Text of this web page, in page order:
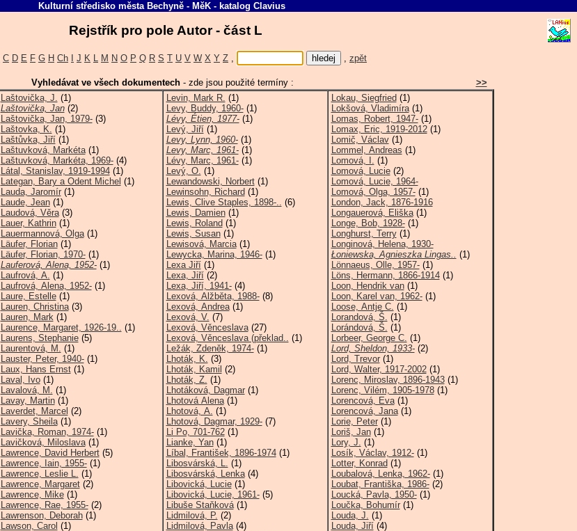
Kulturní středisko města Bechyně - MěK - katalog Clavius
Rejstřík pro pole Autor - část L
C D E F G H Ch J K L M N O P Q R S T U V W X Y Z , , zpět
Vyhledávat ve všech dokumentech- zde jsou použité termíny :
>>
Laštovička, J. (1)
Laštovička, Jan(2)
Laštovička, Jan, 1979-(3)
Laštovka, K. (1)
Laštůvka, Jiří(1)
Laštuvková, Markéta(1)
Laštuvková, Markéta, 1969-(4)
Látal, Stanislav, 1919-1994(1)
Lategan, Bary a Odent Michel (1)
Lauda, Jaromír(1)
Laude, Jean(1)
Laudová, Věra(3)
Lauer, Kathrin(1)
Lauermannová, Olga(1)
Läufer, Florian(1)
Läufer, Florian, 1970-(1)
Lauferová, Alena, 1952-(1)
Laufrová, A. (1)
Laufrová, Alena, 1952-(1)
Laure, Estelle(1)
Lauren, Christina(3)
Lauren, Mark(1)
Laurence, Margaret, 1926-19.. (1)
Laurens, Stephanie(5)
Laurentová, M. (1)
Lauster, Peter, 1940-(1)
Laux, Hans Ernst(1)
Laval, Ivo(1)
Lavalová, M. (1)
Lavay, Martin(1)
Laverdet, Marcel (2)
Lavery, Sheila(1)
Lavička, Roman, 1974-(1)
Lavičková, Miloslava(1)
Lawrence, David Herbert(5)
Lawrence, Iain, 1955-(1)
Lawrence, Leslie L. (1)
Lawrence, Margaret(2)
Lawrence, Mike(1)
Lawrence, Rae, 1955-(2)
Lawrenson, Deborah(1)
Lawson, Carol (1)
Levin, Mark R. (1)
Levy, Buddy, 1960-(1)
Lévy, Étien, 1977-(1)
Levý, Jiří(1)
Levy, Lynn, 1960-(1)
Levy, Marc, 1961-(1)
Lévy, Marc, 1961-(1)
Levý, O. (1)
Lewandowski, Norbert(1)
Lewinsohn, Richard (1)
Lewis, Clive Staples, 1898-.. (6)
Lewis, Damien(1)
Lewis, Roland (1)
Lewis, Susan(1)
Lewisová, Marcia(1)
Lewycka, Marina, 1946-(1)
Lexa Jiří(1)
Lexa, Jiří(2)
Lexa, Jiří, 1941-(4)
Lexová, Alžběta, 1988-(8)
Lexová, Andrea(1)
Lexová, V. (7)
Lexová, Věnceslava(27)
Lexová, Věnceslava (překlad.. (1)
Ležák, Zdeněk, 1974-(1)
Lhoták, K. (3)
Lhoták, Kamil (2)
Lhoták, Z. (1)
Lhotáková, Dagmar(1)
Lhotová Alena(1)
Lhotová, A. (1)
Lhotová, Dagmar, 1929-(7)
Li Po, 701-762(1)
Lianke, Yan(1)
Líbal, František, 1896-1974(1)
Libosvárská, L. (1)
Libosvárská, Lenka(4)
Libovická, Lucie(1)
Libovická, Lucie, 1961-(5)
Libuše Staňková(1)
Lidmilová, P. (2)
Lidmilová, Pavla(4)
Lokau, Siegfried (1)
Lokšová, Vladimíra(1)
Lomas, Robert, 1947-(1)
Lomax, Eric, 1919-2012(1)
Lomič, Václav(1)
Lommel, Andreas (1)
Lomová, I. (1)
Lomová, Lucie(2)
Lomová, Lucie, 1964-
Lomová, Olga, 1957-(1)
London, Jack, 1876-1916
Longauerová, Eliška(1)
Longe, Bob, 1928-(1)
Longhurst, Terry(1)
Longinová, Helena, 1930-
Łoniewska, Agnieszka Lingas.. (1)
Lönnaeus, Olle, 1957-(1)
Löns, Hermann, 1866-1914(1)
Loon, Hendrik van(1)
Loon, Karel van, 1962-(1)
Loose, Antje C. (1)
Lorandová, Š. (1)
Lorándová, Š. (1)
Lorbeer, George C. (1)
Lord, Sheldon, 1933-(2)
Lord, Trevor(1)
Lord, Walter, 1917-2002(1)
Lorenc, Miroslav, 1896-1943(1)
Lorenc, Vilém, 1905-1978(1)
Lorencová, Eva(1)
Lorencová, Jana(1)
Lorie, Peter(1)
Loriš, Jan(1)
Lory, J. (1)
Losík, Václav, 1912-(1)
Lotter, Konrad (1)
Loubalová, Lenka, 1962-(1)
Loubat, Františka, 1986-(2)
Loucká, Pavla, 1950-(1)
Loučka, Bohumír(1)
Louda, J. (1)
Louda, Jiří(4)